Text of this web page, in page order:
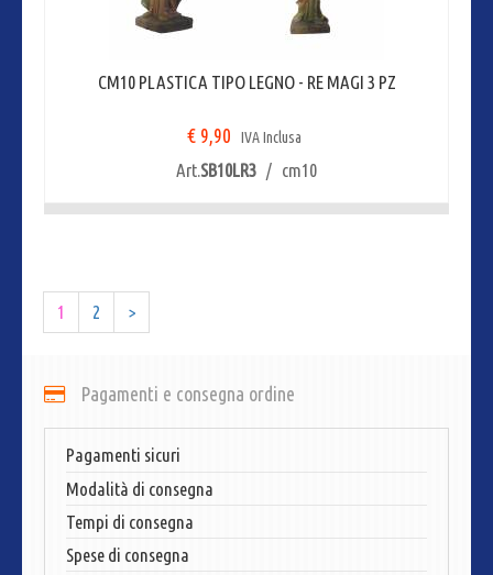
CM10 PLASTICA TIPO LEGNO - RE MAGI 3 PZ
€ 9,90 IVA Inclusa
Art.SB10LR3 / cm10
1 2 >
Pagamenti e consegna ordine
Pagamenti sicuri
Modalità di consegna
Tempi di consegna
Spese di consegna